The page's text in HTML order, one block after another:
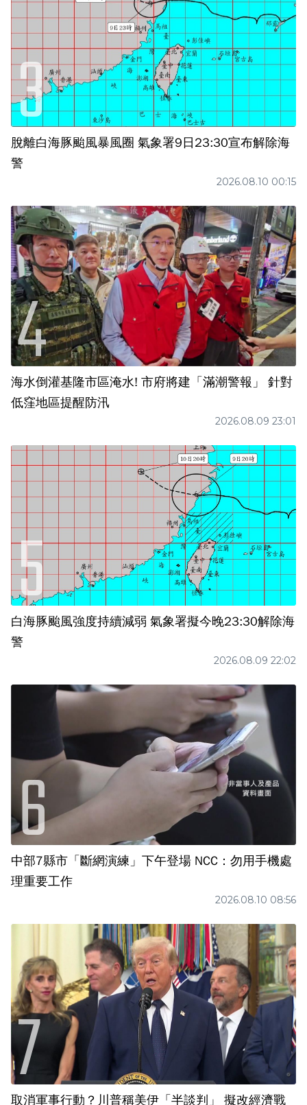
脫離白海豚颱風暴風圈 氣象署9日23:30宣布解除海
警
2026.08.10 00:15
海水倒灌基隆市區淹水! 市府將建「滿潮警報」 針對
低窪地區提醒防汛
2026.08.09 23:01
白海豚颱風強度持續減弱 氣象署擬今晚23:30解除海
警
2026.08.09 22:02
中部7縣市「斷網演練」下午登場 NCC：勿用手機處
理重要工作
2026.08.10 08:56
取消軍事行動？川普稱美伊「半談判」 擬改經濟戰